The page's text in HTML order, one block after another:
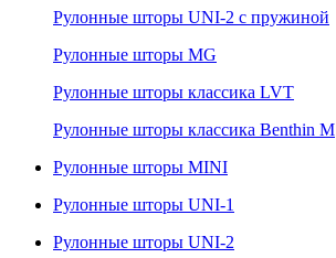
Рулонные шторы UNI-2 с пружиной
Рулонные шторы MG
Рулонные шторы классика LVT
Рулонные шторы классика Benthin M
Рулонные шторы MINI
Рулонные шторы UNI-1
Рулонные шторы UNI-2